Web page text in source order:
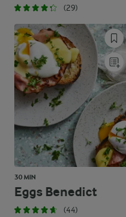
(29)
30 MIN
Eggs Benedict
(44)